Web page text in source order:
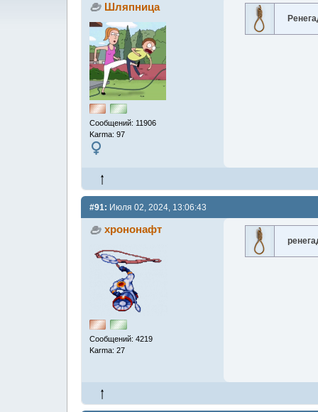
Шляпница
Сообщений: 11906
Karma: 97
#91: Июля 02, 2024, 13:06:43
хрононафт
Сообщений: 4219
Karma: 27